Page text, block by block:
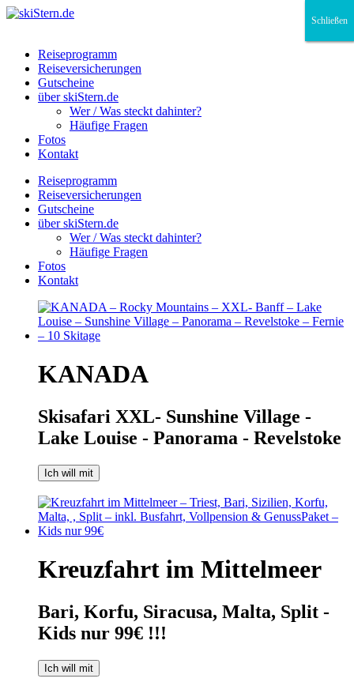
Reiseprogramm
Reiseversicherungen
Gutscheine
über skiStern.de
Wer / Was steckt dahinter?
Häufige Fragen
Fotos
Kontakt
Reiseprogramm
Reiseversicherungen
Gutscheine
über skiStern.de
Wer / Was steckt dahinter?
Häufige Fragen
Fotos
Kontakt
KANADA
Skisafari XXL- Sunshine Village -
Lake Louise - Panorama - Revelstoke
Ich will mit
Kreuzfahrt im Mittelmeer
Bari, Korfu, Siracusa, Malta, Split -
Kids nur 99€ !!!
Ich will mit
Schließen
Schließen
Schließen